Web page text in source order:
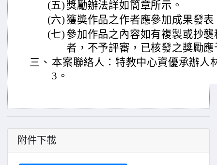
(五) 獎勵辦法詳如簡章所示。
(六) 獲獎作品之作者應參加成果發
(七) 參加作品之內容如有複製或抄
者，不予評審，已核發之獎勵
三、 本案聯絡人：特教中心資優承辦人
3。
附件下載